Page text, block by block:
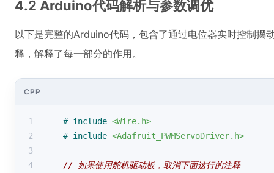
4.2 Arduino代码解析与参数调优
以下是完整的Arduino代码，包含了通过电位器实时控制摆
释，解释了每一部分的作用。
CPP
1 # include <Wire.h>
2
# include <Adafruit_PWMServoDriver.h>
3
4
// 如果使用舵机驱动板，取消下面这行的注释